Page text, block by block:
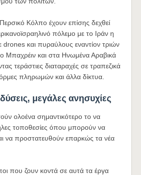
Κόλπο έχουν επίσης δεχθεί
πόλεμο με το Ιράν η
drones και πυραύλους εναντίον τριών
Μπαχρέιν και στα Ηνωμένα Αραβικά
τεράστιες διαταραχές σε τραπεζικά
πληρωμών και άλλα δίκτυα.
μεγάλες ανησυχίες
ολοένα σημαντικότερο το να
τοποθεσίες όπου μπορούν να
να προστατευθούν επαρκώς τα νέα
που ζουν κοντά σε αυτά τα έργα